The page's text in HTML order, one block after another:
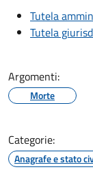
Tutela
Tutela
Argomenti:
Morte
Categorie:
Anagrafe e stato